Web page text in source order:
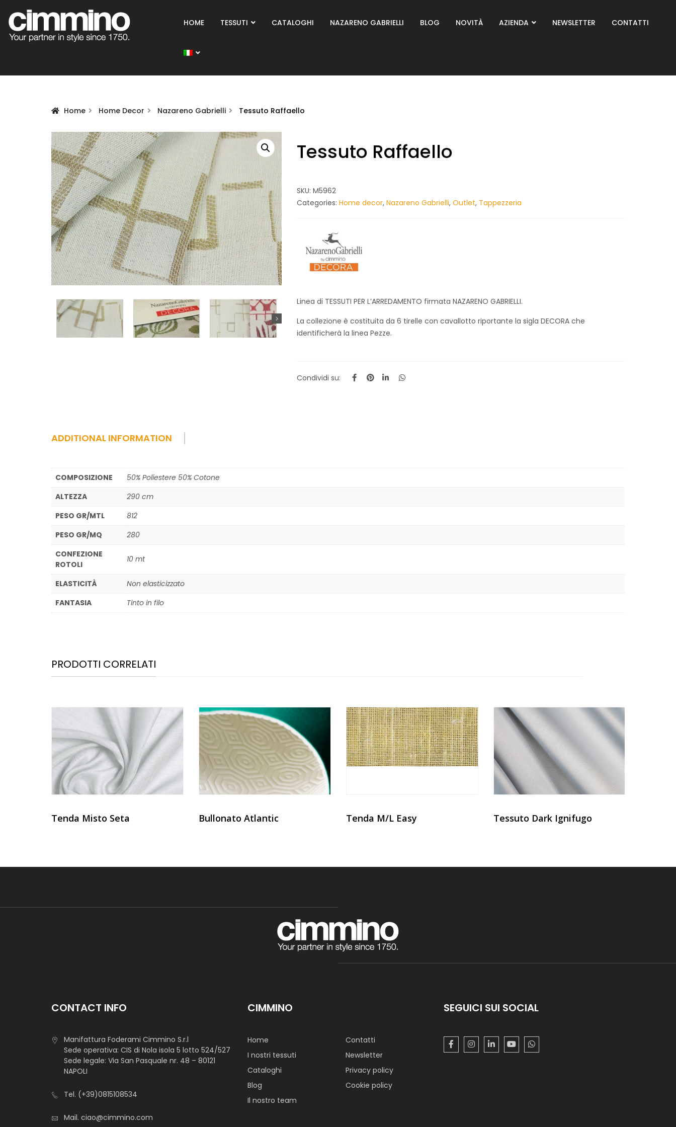
HOME TESSUTI CATALOGHI NAZARENO GABRIELLI BLOG NOVITÀ AZIENDA NEWSLETTER CONTATTI
Home Home Decor Nazareno Gabrielli Tessuto Raffaello
Tessuto Raffaello
SKU: M5962
Categories: Home decor, Nazareno Gabrielli, Outlet, Tappezzeria
Linea di TESSUTI PER L’ARREDAMENTO firmata NAZARENO GABRIELLI.
La collezione è costituita da 6 tirelle con cavallotto riportante la sigla DECORA che
identificherà la linea Pezze.
Condividi su:
ADDITIONAL INFORMATION
COMPOSIZIONE
50% Poliestere 50% Cotone
ALTEZZA
290 cm
PESO GR/MTL
812
PESO GR/MQ
280
CONFEZIONE
ROTOLI
10 mt
ELASTICITÀ
Non elasticizzato
FANTASIA
Tinto in filo
PRODOTTI CORRELATI
Tenda Misto Seta Bullonato Atlantic Tenda M/L Easy Tessuto Dark Ignifugo
CONTACT INFO
Manifattura Foderami Cimmino S.r.l
Sede operativa: CIS di Nola isola 5 lotto 524/527
Sede legale: Via San Pasquale nr. 48 – 80121
NAPOLI
Tel. (+39)0815108534
Mail. ciao@cimmino.com
CIMMINO
Home
I nostri tessuti
Cataloghi
Blog
Il nostro team
Contatti
Newsletter
Privacy policy
Cookie policy
SEGUICI SUI SOCIAL